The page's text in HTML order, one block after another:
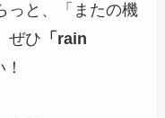
っと、「またの機
ぜひ 「rain